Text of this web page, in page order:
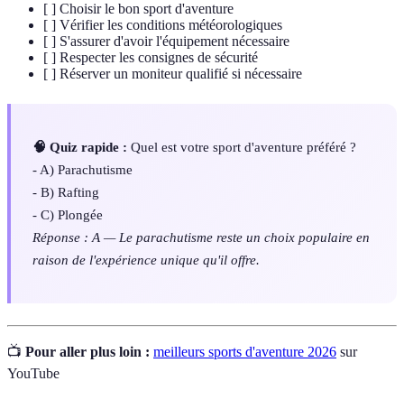
[ ] Choisir le bon sport d'aventure
[ ] Vérifier les conditions météorologiques
[ ] S'assurer d'avoir l'équipement nécessaire
[ ] Respecter les consignes de sécurité
[ ] Réserver un moniteur qualifié si nécessaire
🧠 Quiz rapide : Quel est votre sport d'aventure préféré ?
- A) Parachutisme
- B) Rafting
- C) Plongée
Réponse : A — Le parachutisme reste un choix populaire en
raison de l'expérience unique qu'il offre.
📺 Pour aller plus loin : meilleurs sports d'aventure 2026 sur
YouTube